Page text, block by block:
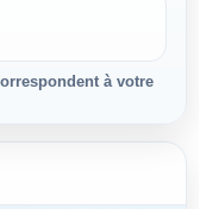
à votre